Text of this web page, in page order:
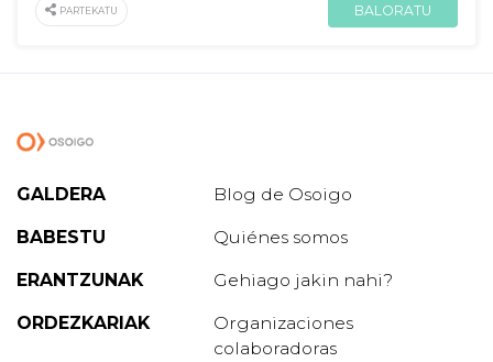
PARTEKATU BALORATU
GALDERA
BABESTU
ERANTZUNAK
ORDEZKARIAK
Blog de Osoigo
Quiénes somos
Gehiago jakin nahi?
Organizaciones
colaboradoras